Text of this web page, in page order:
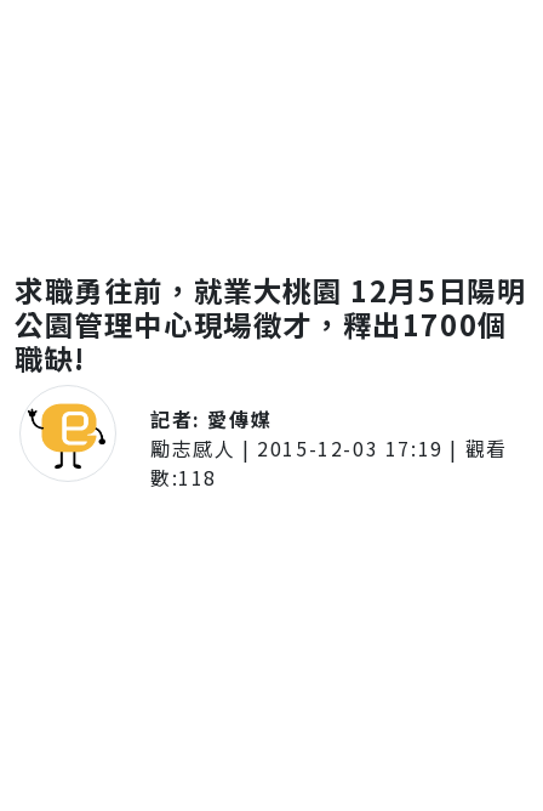
求職勇往前，就業大桃園 12月5日陽明
公園管理中心現場徵才，釋出1700個
職缺!
記者: 愛傳媒
勵志感人 | 2015-12-03 17:19 | 觀看
數:118